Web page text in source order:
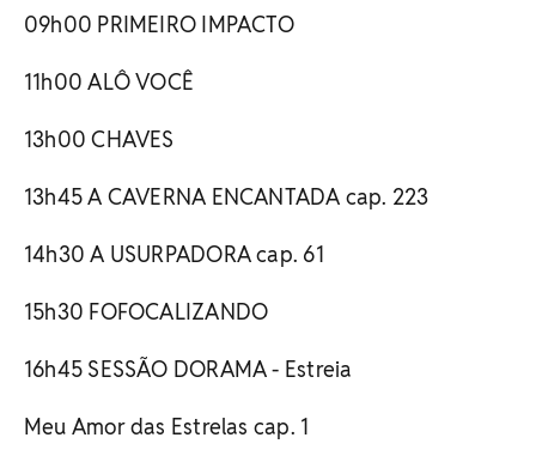
09h00 PRIMEIRO IMPACTO
11h00 ALÔ VOCÊ
13h00 CHAVES
13h45 A CAVERNA ENCANTADA cap. 223
14h30 A USURPADORA cap. 61
15h30 FOFOCALIZANDO
16h45 SESSÃO DORAMA - Estreia
Meu Amor das Estrelas cap. 1